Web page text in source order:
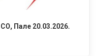
Пале 20.03.2026.